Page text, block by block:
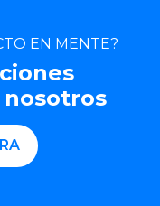
EN MENTE?
nosotros